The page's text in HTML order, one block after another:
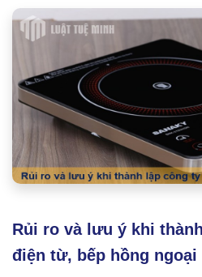
Rủi ro và lưu ý khi
điện từ, bếp hồng ngoại